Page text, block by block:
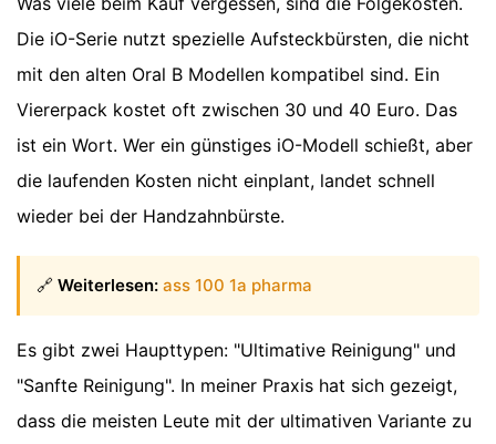
Die iO-Serie nutzt spezielle Aufsteckbürsten, die nicht
mit den alten Oral B Modellen kompatibel sind. Ein
Viererpack kostet oft zwischen 30 und 40 Euro. Das
ist ein Wort. Wer ein günstiges iO-Modell schießt, aber
die laufenden Kosten nicht einplant, landet schnell
wieder bei der Handzahnbürste.
🔗 Weiterlesen: ass 100 1a pharma
Es gibt zwei Haupttypen: "Ultimative Reinigung" und
"Sanfte Reinigung". In meiner Praxis hat sich gezeigt,
dass die meisten Leute mit der ultimativen Variante zu